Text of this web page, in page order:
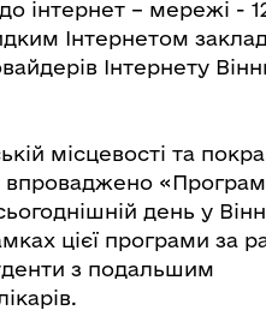
інтернет – мережі -
Інтернетом
Інтернету
місцевості та
впроваджено
день у
цієї програми за
з подальшим